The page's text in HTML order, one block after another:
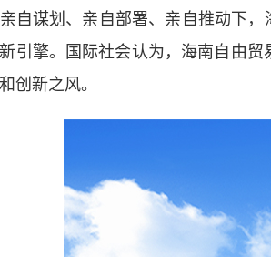
自谋划、亲自部署、亲自推动下
引擎。国际社会认为，海南自由
创新之风。